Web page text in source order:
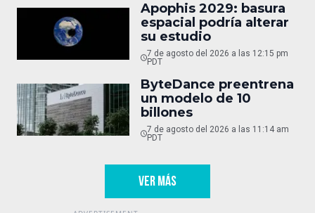
Apophis 2029: basura
espacial podría alterar
su estudio
7 de agosto del 2026 a las 12:15 pm
PDT
ByteDance preentrena
un modelo de 10
billones
7 de agosto del 2026 a las 11:14 am
PDT
VER MÁS